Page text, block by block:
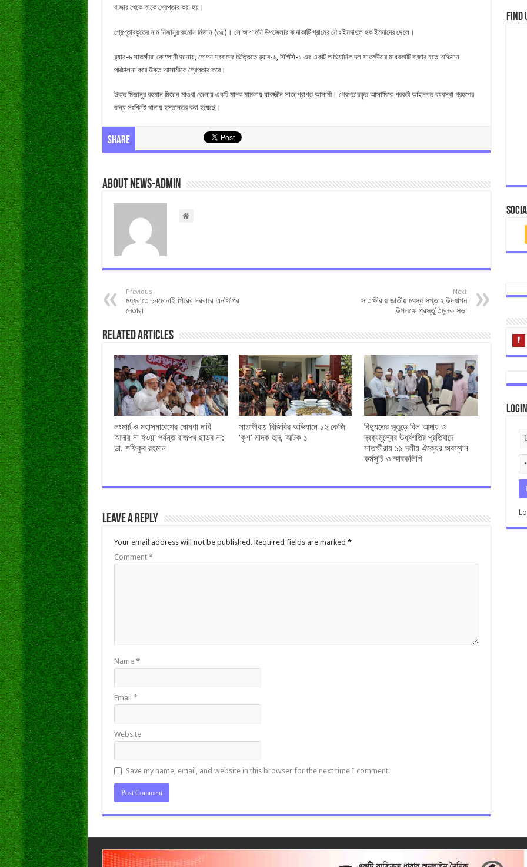
বাজার থেকে তাকে গ্রেপ্তার করা হয়।
গ্রেপ্তারকৃতের নাম মিজানুর রহমান মিজান (৩৫)। সে আশাশুনি উপজেলার কাদাকাটি গ্রামের মোঃ ইমদাদুল হক ইমদাদের ছেলে।
র‌্যাব-৬ সাতক্ষীরা কোম্পানী জানায়, গোপন সংবাদের ভিত্তিতে র‌্যাব-৬, সিপিসি-১ এর একটি অভিযানিক দল সাতক্ষীরার মাধবকাটি বাজার হতে অভিযান
পরিচালনা করে উক্ত আসামীকে গ্রেপ্তার করে।
উক্ত মিজানুর রহমান মিজান মাগুরা জেলায় একটি মাদক মামলায় যাবজ্জীন সাজাপ্রাপ্ত আসামী। গ্রেপ্তারকৃত আসামিকে পরবর্তী আইনগত ব্যবস্থা গ্রহণের
জন্য সংশ্লিষ্ট থানায় হস্তান্তর করা হয়েছে।
Share
About news-admin
Previous
মধ্যরাতে চরমোনাই পিরের দরবারে এনসিপির
নেতারা
Next
সাতক্ষীরায় জাতীয় মৎস্য সপ্তাহ উদযাপন
উপলক্ষে প্রস্তুতিমূলক সভা
Related Articles
লংমার্চ ও মহাসমাবেশের ঘোষণা দাবি
আদায় না হওয়া পর্যন্ত রাজপথ ছাড়ব না:
ডা. শফিকুর রহমান
সাতক্ষীরায় বিজিবির অভিযানে ১২ কেজি
‘কুশ’ মাদক জব্দ, আটক ১
বিদ্যুতের ভূতুড়ে বিল আদায় ও
দ্রব্যমূল্যের ঊর্ধ্বগতির প্রতিবাদে
সাতক্ষীরায় ১১ দলীয় ঐক্যের অবস্থান
কর্মসূচি ও স্মারকলিপি
Leave a Reply
Your email address will not be published. Required fields are marked *
Comment *
Name *
Email *
Website
Save my name, email, and website in this browser for the next time I comment.
Find
Login